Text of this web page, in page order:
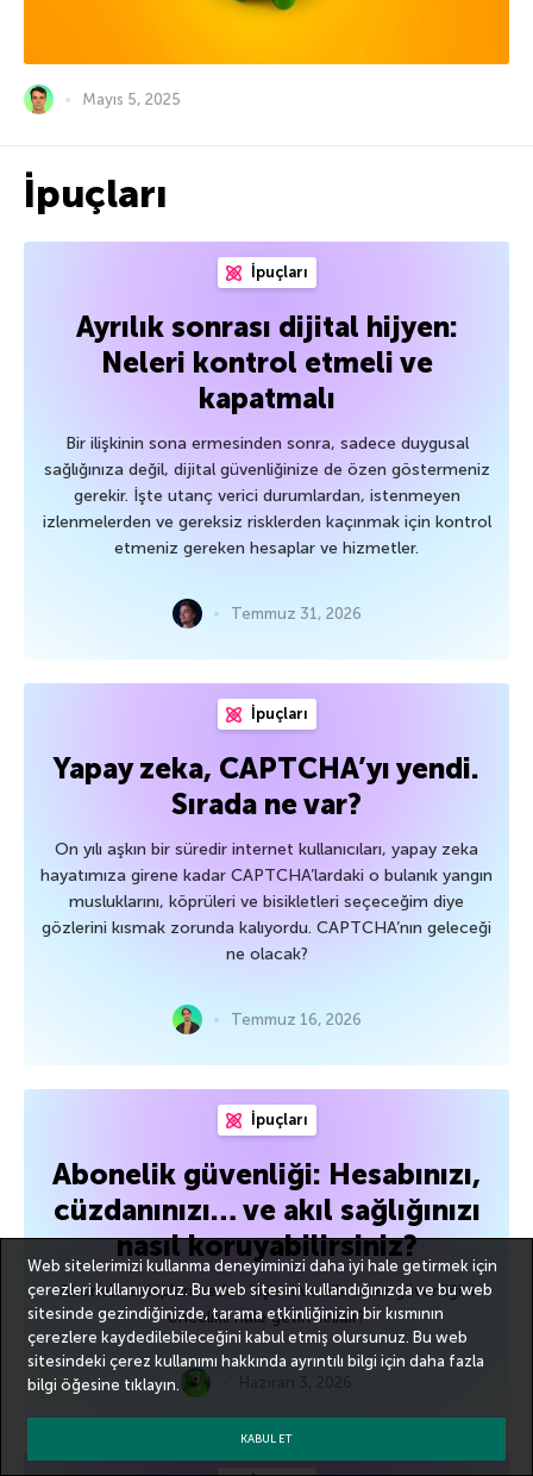
Mayıs 5, 2025
İpuçları
İpuçları
Ayrılık sonrası dijital hijyen:
Neleri kontrol etmeli ve
kapatmalı
Bir ilişkinin sona ermesinden sonra, sadece duygusal
sağlığınıza değil, dijital güvenliğinize de özen göstermeniz
gerekir. İşte utanç verici durumlardan, istenmeyen
izlenmelerden ve gereksiz risklerden kaçınmak için kontrol
etmeniz gereken hesaplar ve hizmetler.
Temmuz 31, 2026
İpuçları
Yapay zeka, CAPTCHA’yı yendi.
Sırada ne var?
On yılı aşkın bir süredir internet kullanıcıları, yapay zeka
hayatımıza girene kadar CAPTCHA’lardaki o bulanık yangın
musluklarını, köprüleri ve bisikletleri seçeceğim diye
gözlerini kısmak zorunda kalıyordu. CAPTCHA’nın geleceği
ne olacak?
Temmuz 16, 2026
İpuçları
Abonelik güvenliği: Hesabınızı,
cüzdanınızı… ve akıl sağlığınızı
nasıl koruyabilirsiniz?
Abonelik sahipleri neden kişisel ve aile siber güvenliğini
öncelikli hale getirmelidir?
Web sitelerimizi kullanma deneyiminizi daha iyi hale getirmek için
çerezleri kullanıyoruz. Bu web sitesini kullandığınızda ve bu web
sitesinde gezindiğinizde, tarama etkinliğinizin bir kısmının
çerezlere kaydedilebileceğini kabul etmiş olursunuz. Bu web
sitesindeki çerez kullanımı hakkında ayrıntılı bilgi içindaha fazla
bilgi öğesine tıklayın.
KABUL ET